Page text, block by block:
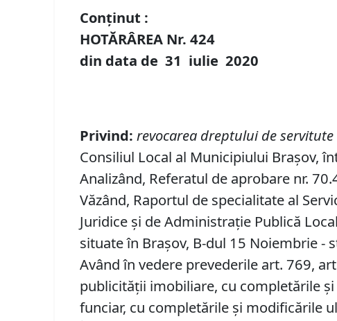
Conținut :
HOTĂRÂREA Nr.424
din data de 31 iulie2020
Privind: revocarea dreptuluideservitute
Consiliul Local al Municipiului Brașov,
Analizând, Referatul de aprobare nr.
Văzând, Raportul de specialitate al
Juridice şi de Administraţie Publică
situate în Brașov, B-dul 15 Noiembrie -
Având în vedere prevederile art. 769,
publicității imobiliare, cu completările
funciar, cu completările și modificările